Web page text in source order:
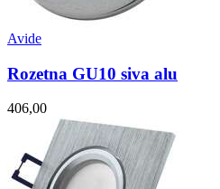
Avide
Rozetna GU10 siva alu
406,00